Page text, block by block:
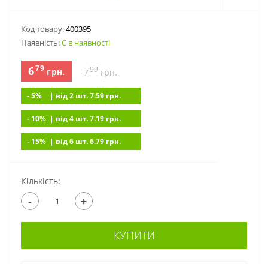
Код товару:400395
Наявність:Є в наявності
679грн. 799грн.
- 5% | вiд 2 шт. 7.59 грн.
- 10% | вiд 4 шт. 7.19 грн.
- 15% | вiд 6 шт. 6.79 грн.
Кількість:
- +
КУПИТИ